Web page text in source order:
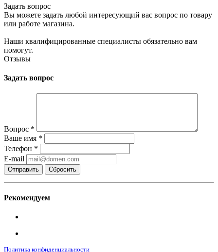
Задать вопрос
Вы можете задать любой интересующий вас вопрос по товару
или работе магазина.
Наши квалифицированные специалисты обязательно вам
помогут.
Отзывы
Задать вопрос
Вопрос *
Ваше имя *
Телефон *
E-mail
Сбросить
Рекомендуем
Политика конфиденциальности